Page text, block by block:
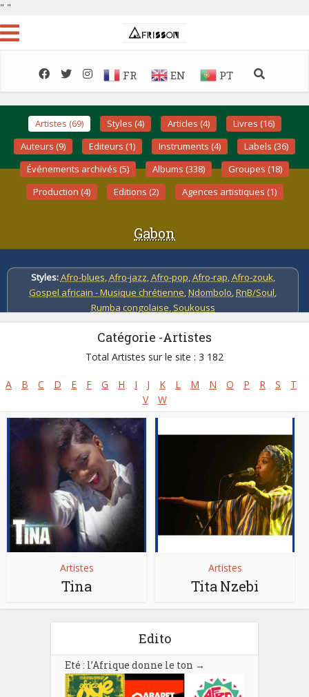
" "
FR EN PT
Artistes (69) Styles (4) Articles (4)
Livres (16)
Auteurs (9)
Editeurs (1) Instruments (4)
Labels (36)
Événements archivés (5)
Albums (338)
Groupes (18)
Production (4)
Editions (2) Agences artistiques (1)
Gabon
Styles:Afro-blues,Afro-jazz,Afro-pop,Afro-rap,Afro-zouk,
Gospel africain - Musique chrétienne,Ndombolo,RnB/Soul,
Rumba congolaise, Soukouss
Catégorie -Artistes
Total Artistes sur le site : 3 182
A B C D E F G H I J K L M N O P R S
T
V
W
Artistes
Tina
Artistes
Tita Nzebi
Edito
Eté : l’Afrique donne le ton →